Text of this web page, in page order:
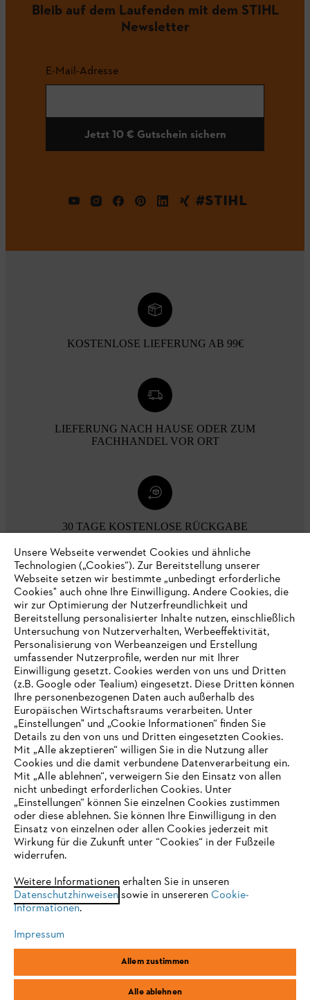
Bleib auf dem Laufenden mit dem STIHL
Newsletter
E-Mail-Adresse
Jetzt 10 € Gutschein sichern
#STIHL
KOSTENLOSE LIEFERUNG AB 99€
LIEFERUNG NACH HAUSE ODER ZUM
FACHHANDEL VOR ORT
30 TAGE KOSTENLOSE RÜCKGABE
Zahlungsmöglichkeiten
Unternehmen
Online Shop
Service
Allgemeine Geschäftsbedingungen
Impressum Cookies Rechtliche Informationen
STIHL Vertriebszentrale AG & Co. KG, D-64807 Dieburg
IHR BROWSER WIRD NICHT
UNTERSTÜTZT
eine optimale Nutzung unserer Seite empfehlen wir Ihnen, zu
einem der folgenden Browser zu wechseln:
Firefox Chrome
Unsere Webseite verwendet Cookies und ähnliche
Technologien („Cookies“). Zur Bereitstellung unserer
Webseite setzen wir bestimmte „unbedingt erforderliche
Cookies" auch ohne Ihre Einwilligung. Andere Cookies, die
wir zur Optimierung der Nutzerfreundlichkeit und
Bereitstellung personalisierter Inhalte nutzen, einschließlich
Untersuchung von Nutzerverhalten, Werbeeffektivität,
Personalisierung von Werbeanzeigen und Erstellung
umfassender Nutzerprofile, werden nur mit Ihrer
Einwilligung gesetzt. Cookies werden von uns und Dritten
(z.B. Google oder Tealium) eingesetzt. Diese Dritten können
Ihre personenbezogenen Daten auch außerhalb des
Europäischen Wirtschaftsraums verarbeiten. Unter
„Einstellungen" und „Cookie Informationen“ finden Sie
Details zu den von uns und Dritten eingesetzten Cookies.
Mit „Alle akzeptieren“ willigen Sie in die Nutzung aller
Cookies und die damit verbundene Datenverarbeitung ein.
Mit „Alle ablehnen“, verweigern Sie den Einsatz von allen
nicht unbedingt erforderlichen Cookies. Unter
„Einstellungen“ können Sie einzelnen Cookies zustimmen
oder diese ablehnen. Sie können Ihre Einwilligung in den
Einsatz von einzelnen oder allen Cookies jederzeit mit
Wirkung für die Zukunft unter “Cookies“ in der Fußzeile
widerrufen.
Weitere Informationen erhalten Sie in unseren
Datenschutzhinweisensowie in unsereren Cookie-
Informationen.
Impressum
Allem zustimmen
Alle ablehnen